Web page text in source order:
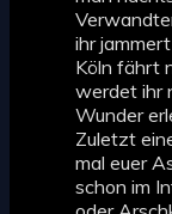
ihr
Köln fährt
werdet ihr
Wunder
Zuletzt
mal euer
schon im